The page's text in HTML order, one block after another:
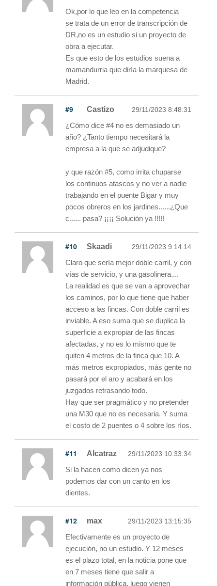
Ok,por lo que leo en la competencia
se trata de un error de transcripción de
DR,no es un estudio si un proyecto de
obra a ejecutar.
Es que esto de los estudios suena a
mamandurria que diría la marquesa de
Madrid.
#9 Castizo 29/11/2023 8:48:31
¿Cómo dice #4 no es demasiado un
año? ¿Tanto tiempo necesitará la
empresa a la que se adjudique?
y que razón #5, como irrita chuparse
los continuos atascos y no ver a nadie
trabajando en el puente Bigar y muy
pocos obreros en los jardines......¿Que
c...... pasa? ¡¡¡¡ Solución ya !!!!!
#10 Skaadi 29/11/2023 9:14:14
Claro que sería mejor doble carril, y con
vías de servicio, y una gasolinera....
La realidad es que se van a aprovechar
los caminos, por lo que tiene que haber
acceso a las fincas. Con doble carril es
inviable. A eso suma que se duplica la
superficie a expropiar de las fincas
afectadas, y no es lo mismo que te
quiten 4 metros de la finca que 10. A
más metros expropiados, más gente no
pasará por el aro y acabará en los
juzgados retrasando todo.
Hay que ser pragmático y no pretender
una M30 que no es necesaria. Y suma
el costo de 2 puentes o 4 sobre los ríos.
#11 Alcatraz 29/11/2023 10:33:34
Si la hacen como dicen ya nos
podemos dar con un canto en los
dientes.
#12 max 29/11/2023 13:15:35
Efectivamente es un proyecto de
ejecución, no un estudio. Y 12 meses
es el plazo total, en la noticia pone que
en 7 meses tiene que salir a
información pública, luego vienen